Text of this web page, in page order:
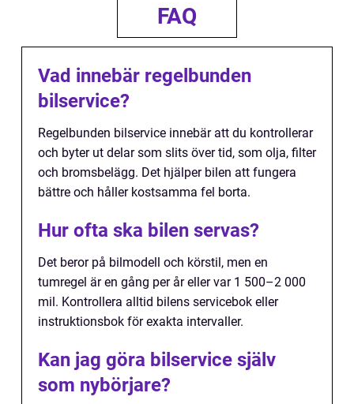
FAQ
Vad innebär regelbunden
bilservice?
Regelbunden bilservice innebär att du kontrollerar
och byter ut delar som slits över tid, som olja, filter
och bromsbelägg. Det hjälper bilen att fungera
bättre och håller kostsamma fel borta.
Hur ofta ska bilen servas?
Det beror på bilmodell och körstil, men en
tumregel är en gång per år eller var 1 500–2 000
mil. Kontrollera alltid bilens servicebok eller
instruktionsbok för exakta intervaller.
Kan jag göra bilservice själv
som nybörjare?